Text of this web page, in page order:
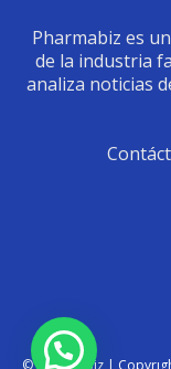
Pharmabiz es
de la industria
analiza noticias
© Pharmabiz |